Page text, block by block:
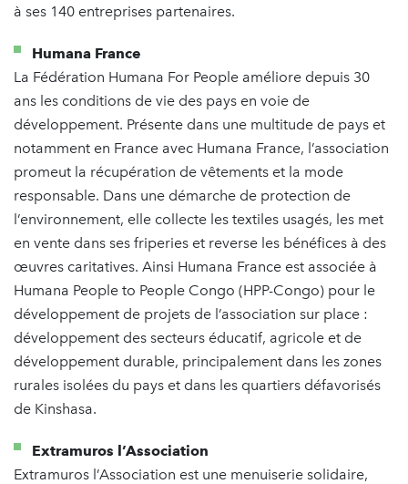
à ses 140 entreprises partenaires.
Humana France
La Fédération Humana For People améliore depuis 30
ans les conditions de vie des pays en voie de
développement. Présente dans une multitude de pays et
notamment en France avec Humana France, l’association
promeut la récupération de vêtements et la mode
responsable. Dans une démarche de protection de
l’environnement, elle collecte les textiles usagés, les met
en vente dans ses friperies et reverse les bénéfices à des
œuvres caritatives. Ainsi Humana France est associée à
Humana People to People Congo (HPP-Congo) pour le
développement de projets de l’association sur place :
développement des secteurs éducatif, agricole et de
développement durable, principalement dans les zones
rurales isolées du pays et dans les quartiers défavorisés
de Kinshasa.
Extramuros l’Association
Extramuros l’Association est une menuiserie solidaire,